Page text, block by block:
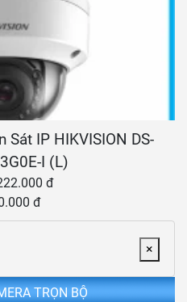
Sát IP HIKVISION DS-
I (L)
đ
đ
×
TRỌN BỘ